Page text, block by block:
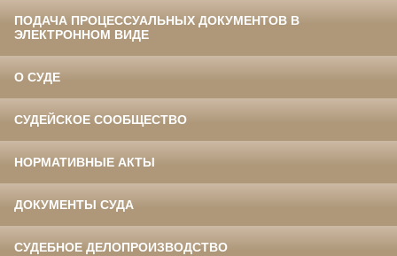
ПОДАЧА ПРОЦЕССУАЛЬНЫХ ДОКУМЕНТОВ В
ЭЛЕКТРОННОМ ВИДЕ
О СУДЕ
СУДЕЙСКОЕ СООБЩЕСТВО
НОРМАТИВНЫЕ АКТЫ
ДОКУМЕНТЫ СУДА
СУДЕБНОЕ ДЕЛОПРОИЗВОДСТВО